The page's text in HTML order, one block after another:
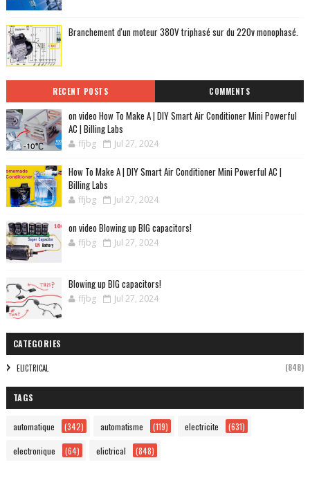
Branchement d'un moteur 380V triphasé sur du 220v monophasé.
RECENT POSTS COMMENTS
on video How To Make A | DIY Smart Air Conditioner Mini Powerful
AC | Billing Labs
ffjbg Jul 27, 2024
How To Make A | DIY Smart Air Conditioner Mini Powerful AC |
Billing Labs
ffjbg Jul 27, 2024
on video Blowing up BIG capacitors!
ffjbg Jul 27, 2024
Blowing up BIG capacitors!
ffjbg Jul 27, 2024
CATEGORIES
ELICTRICAL (848)
TAGS
automatique (342) automatisme (119) electricite (631)
electronique (64) elictrical (848)